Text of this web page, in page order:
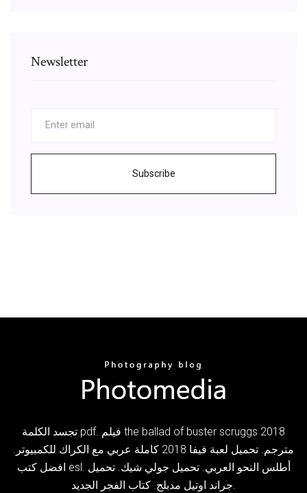
Newsletter
Subscribe
تجسد الكلمة pdf. فيلم the ballad of buster scruggs 2018
مترجم. تحميل لعبة فيفا 2018 كاملة عربي مع الكراك للكمبيوتر.
افضل كتب esl. أطلس النحو العربي. تحميل جولي شيك. تحميل